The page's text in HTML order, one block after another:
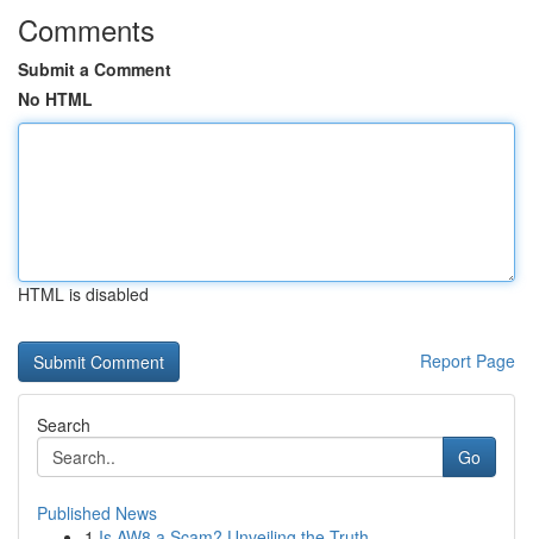
Comments
Submit a Comment
No HTML
HTML is disabled
Report Page
Search
Go
Published News